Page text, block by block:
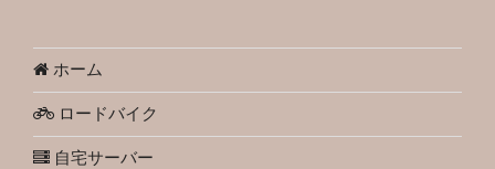
ホーム
ロードバイク
自宅サーバー